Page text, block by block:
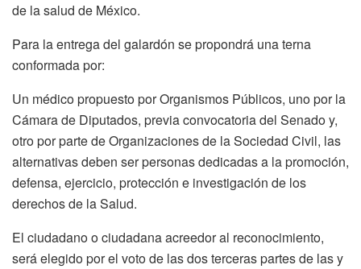
de la salud de México.
Para la entrega del galardón se propondrá una terna
conformada por:
Un médico propuesto por Organismos Públicos, uno por la
Cámara de Diputados, previa convocatoria del Senado y,
otro por parte de Organizaciones de la Sociedad Civil, las
alternativas deben ser personas dedicadas a la promoción,
defensa, ejercicio, protección e investigación de los
derechos de la Salud.
El ciudadano o ciudadana acreedor al reconocimiento,
será elegido por el voto de las dos terceras partes de las y